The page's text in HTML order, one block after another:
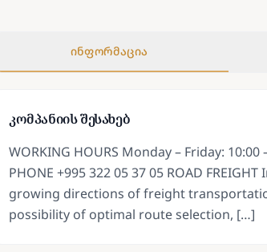
ინფორმაცია
კომპანიის შესახებ
WORKING HOURS Monday – Friday:
PHONE +995 322 05 37 05 ROAD
growing directions of freight
possibility of optimal route selection, […]